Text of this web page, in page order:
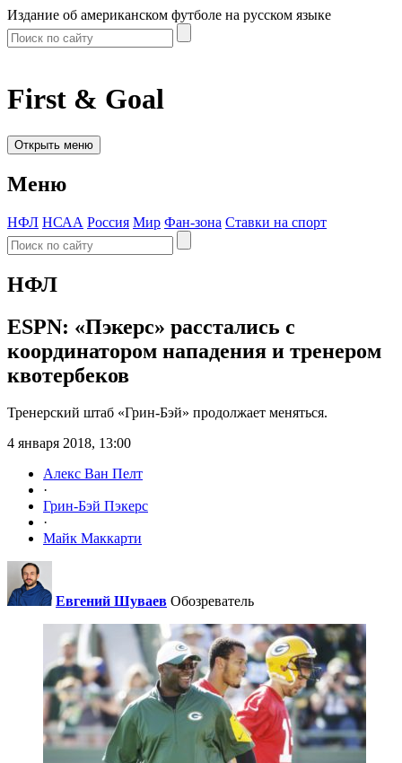
Издание об американском футболе на русском языке
First & Goal
Открыть меню
Меню
НФЛ НСАА Россия Мир Фан-зона Ставки на спорт
НФЛ
ESPN: «Пэкерс» расстались с
координатором нападения и тренером
квотербеков
Тренерский штаб «Грин-Бэй» продолжает меняться.
4 января 2018, 13:00
Алекс Ван Пелт
·
Грин-Бэй Пэкерс
·
Майк Маккарти
Евгений Шуваев Обозреватель